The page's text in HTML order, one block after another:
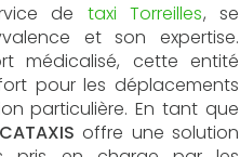
de taxi Torreilles, se
et son expertise.
médicalisé, cette entité
pour les déplacements
particulière. En tant que
offre une solution